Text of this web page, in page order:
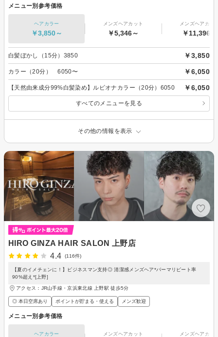
メニュー別参考価格
ヘアカラー
￥3,850～
メンズヘアカット
￥5,346～
メンズヘアカラ
￥11,396～
白髪ぼかし（15分）3850 ￥3,850
カラー（20分） 6050〜 ￥6,050
【天然由来成分99%白髪染め】ルビオナカラー（20分）6050 ￥6,050
すべてのメニューを見る
その他の情報を表示
HIRO GINZA HAIR SALON 上野店
4.4
(116件)
【夏のイメチェンに！】ビジネスマン支持◎ 清潔感メンズヘア*パーマリピート率
90%超え*[上野]
アクセス：JR山手線・京浜東北線 上野駅 徒歩5分
◎ 本日空席あり ポイントが貯まる・使える メンズ歓迎
メニュー別参考価格
ヘアカラー メンズヘアカット メンズヘアカラ